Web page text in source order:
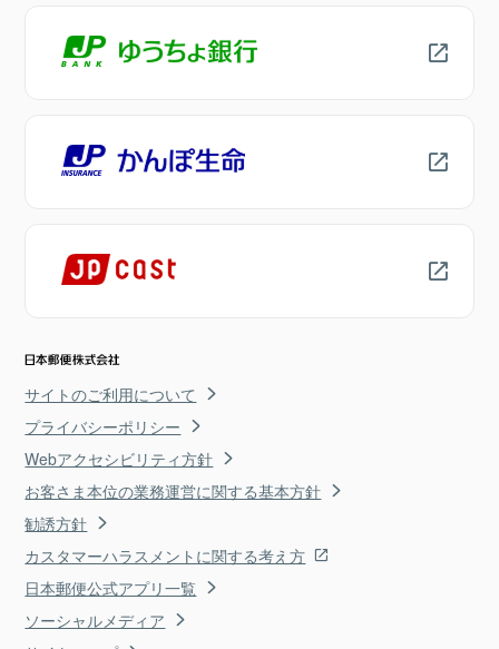
サイトのご利用について
プライバシーポリシー
Webアクセシビリティ方針
お客さま本位の業務運営に関する基本方針
勧誘方針
カスタマーハラスメントに関する考え方
日本郵便公式アプリ一覧
ソーシャルメディア